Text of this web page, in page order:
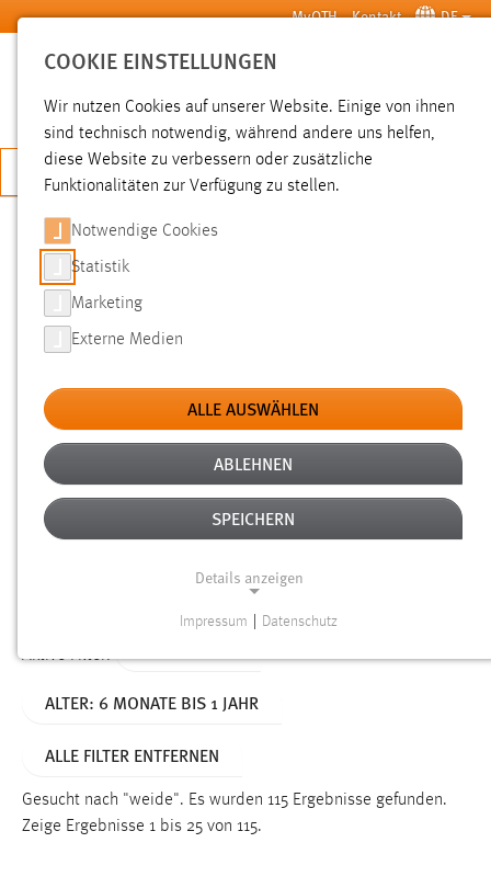
Zum Hauptinhalt springen MyOTH Kontakt DE
SUCHE
JETZT BEWERBEN
SUCHE
FILTER
Typ
Erstellungsdatum
Alter
Aktive Filter:
ALTER: 6 MONATE BIS 1 JAHR
ALLE FILTER ENTFERNEN
Gesucht nach "weide". Es wurden 115 Ergebnisse gefunden.
Zeige Ergebnisse 1 bis 25 von 115.
COOKIE EINSTELLUNGEN
Wir nutzen Cookies auf unserer Website. Einige von ihnen
sind technisch notwendig, während andere uns helfen,
diese Website zu verbessern oder zusätzliche
Funktionalitäten zur Verfügung zu stellen.
Notwendige Cookies
Statistik
Marketing
Externe Medien
ALLE AUSWÄHLEN
ABLEHNEN
SPEICHERN
Details anzeigen
Funktionen und sind für die einwandfreie Funktion der
Name:
Impressum Datenschutz